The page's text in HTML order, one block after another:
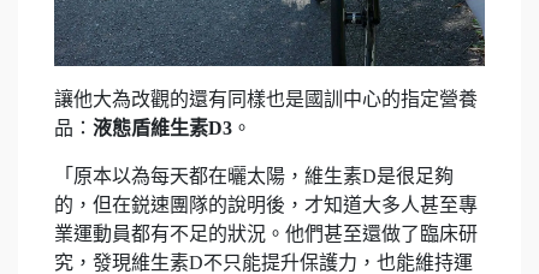
讓他大為改觀的還有同樣也是國訓中心的指定營養
品： 液態盾維生素D3 。
「原本以為每天都在曬太陽，維生素D是很足夠
的，但在鋭速團隊的說明後，才知道大多人甚至專
業運動員都有不足的狀況。他們甚至還做了臨床研
究，發現維生素D不只能提升保護力，也能維持運